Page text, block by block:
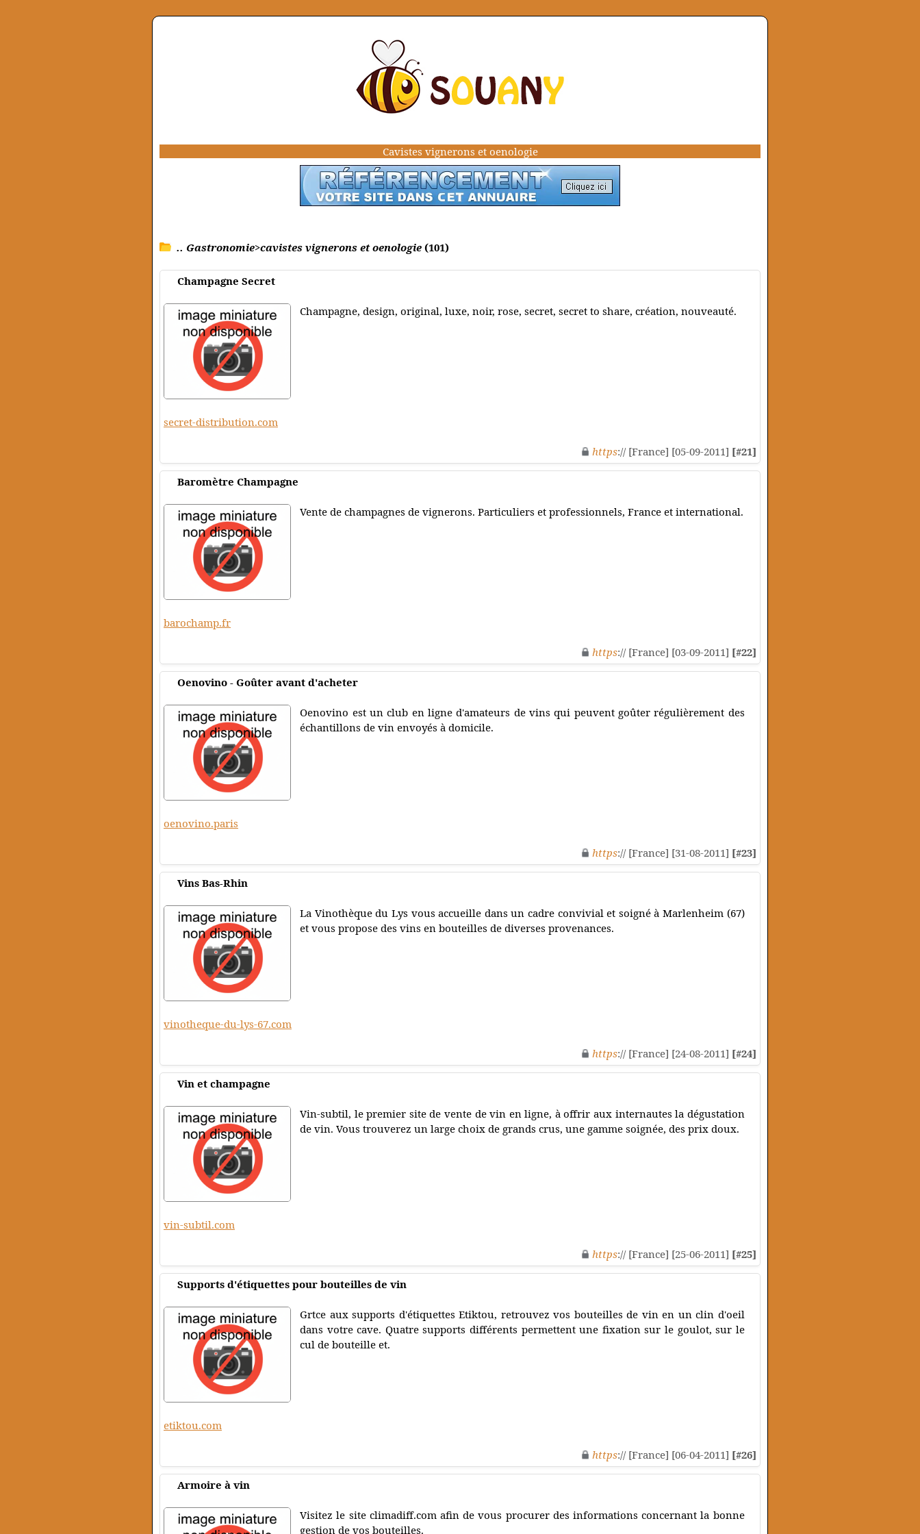
Cavistes vignerons et oenologie
.. Gastronomie>cavistes vignerons et oenologie (101)
Champagne Secret
Champagne, design, original, luxe, noir, rose, secret, secret to share, création, nouveauté.
secret-distribution.com
https:// [France] [05-09-2011] [#21]
Baromètre Champagne
Vente de champagnes de vignerons. Particuliers et professionnels, France et international.
barochamp.fr
https:// [France] [03-09-2011] [#22]
Oenovino - Goûter avant d'acheter
Oenovino est un club en ligne d'amateurs de vins qui peuvent goûter régulièrement des
échantillons de vin envoyés à domicile.
oenovino.paris
https:// [France] [31-08-2011] [#23]
Vins Bas-Rhin
La Vinothèque du Lys vous accueille dans un cadre convivial et soigné à Marlenheim (67)
et vous propose des vins en bouteilles de diverses provenances.
vinotheque-du-lys-67.com
https:// [France] [24-08-2011] [#24]
Vin et champagne
Vin-subtil, le premier site de vente de vin en ligne, à offrir aux internautes la dégustation
de vin. Vous trouverez un large choix de grands crus, une gamme soignée, des prix doux.
vin-subtil.com
https:// [France] [25-06-2011] [#25]
Supports d'étiquettes pour bouteilles de vin
Grtce aux supports d'étiquettes Etiktou, retrouvez vos bouteilles de vin en un clin d'oeil
dans votre cave. Quatre supports différents permettent une fixation sur le goulot, sur le
cul de bouteille et.
etiktou.com
https:// [France] [06-04-2011] [#26]
Armoire à vin
Visitez le site climadiff.com afin de vous procurer des informations concernant la bonne
gestion de vos bouteilles.